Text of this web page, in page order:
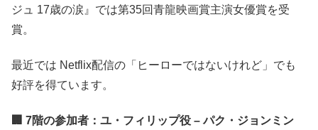
ジュ 17歳の涙』では第35回青龍映画賞主演女優賞を受
賞。
最近では Netflix配信の「ヒーローではないけれど」でも
好評を得ています。
🏢 7階の参加者：ユ・フィリップ役 – パク・ジョンミン